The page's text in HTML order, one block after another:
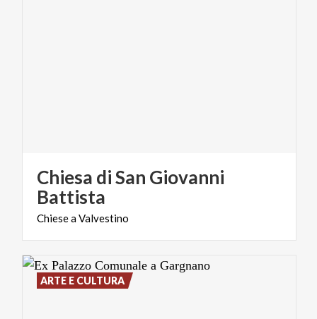
Chiesa di San Giovanni
Battista
ChieseaValvestino
ARTE E CULTURA